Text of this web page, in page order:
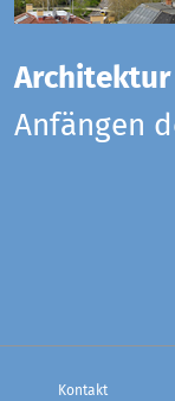
Anfängen
Kontakt